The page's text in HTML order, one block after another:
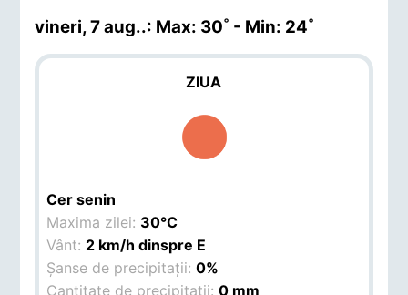
vineri, 7 aug..: Max: 30˚ - Min: 24˚
ZIUA
Cer senin
Maxima zilei: 30°C
Vânt: 2 km/h dinspre E
Șanse de precipitații:0%
Cantitate de precipitații:0 mm